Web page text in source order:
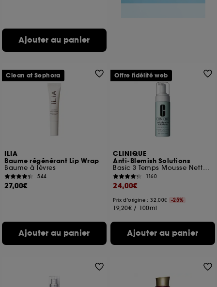
Ajouter au panier
ILIA
Baume régénérant Lip Wrap
Baume à lèvres
544
27,00€
Ajouter au panier
Clean at Sephora
CLINIQUE
Anti-Blemish Solutions
Basic 3 Temps Mousse Nettoyante Formule S.O.S
1160
24,00€
Prix d'origine : 32,00€ -25%
19,20€ / 100ml
Ajouter au panier
Offre fidélité web